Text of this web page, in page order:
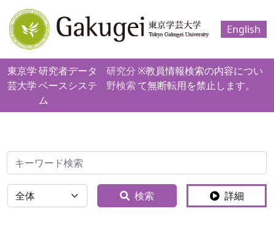
English
東京学
芸大学
研究者データ
ベースシステ
ム
研究分
野検索
※教員情報検索の内容につい
て無断転用を禁止します。
検索
全体 検索 詳細